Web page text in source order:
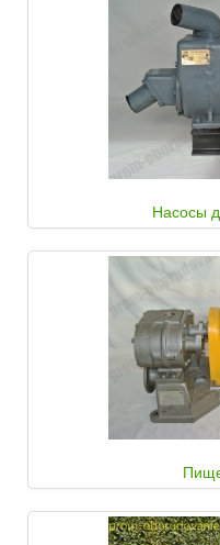
Насосы